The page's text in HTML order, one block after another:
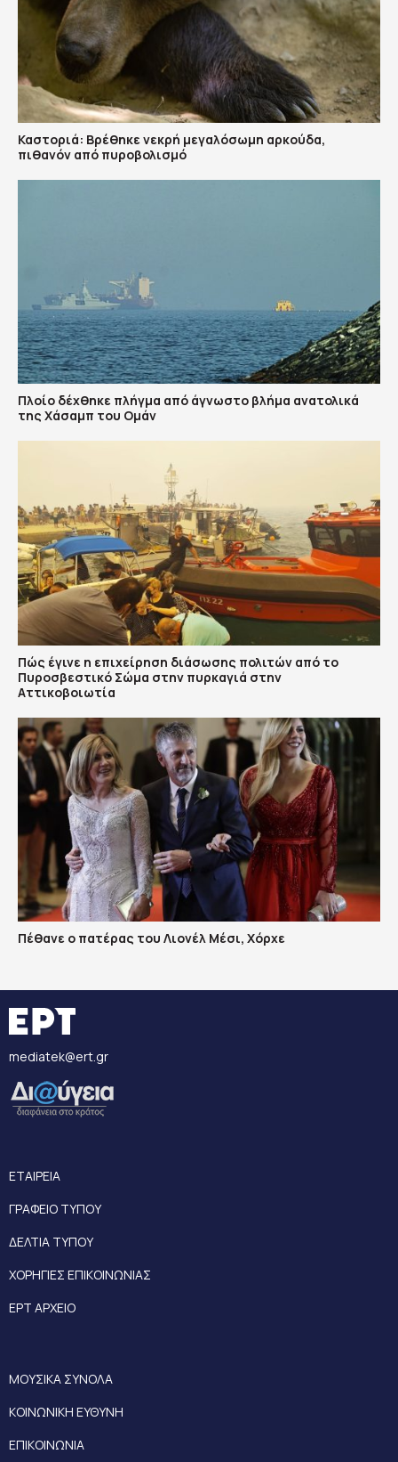
Καστοριά: Βρέθηκε νεκρή μεγαλόσωμη αρκούδα,
πιθανόν από πυροβολισμό
Πλοίο δέχθηκε πλήγμα από άγνωστο βλήμα ανατολικά
της Χάσαμπ του Ομάν
Πώς έγινε η επιχείρηση διάσωσης πολιτών από το
Πυροσβεστικό Σώμα στην πυρκαγιά στην
Αττικοβοιωτία
Πέθανε ο πατέρας του Λιονέλ Μέσι, Χόρχε
mediatek@ert.gr
ΕΤΑΙΡΕΙΑ
ΓΡΑΦΕΙΟ ΤΥΠΟΥ
ΔΕΛΤΙΑ ΤΥΠΟΥ
ΧΟΡΗΓΙΕΣ ΕΠΙΚΟΙΝΩΝΙΑΣ
ΕΡΤ ΑΡΧΕΙΟ
ΜΟΥΣΙΚΑ ΣΥΝΟΛΑ
ΚΟΙΝΩΝΙΚΗ ΕΥΘΥΝΗ
ΕΠΙΚΟΙΝΩΝΙΑ